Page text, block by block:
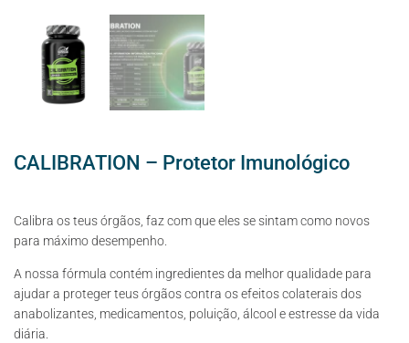
CALIBRATION – Protetor Imunológico
Calibra os teus órgãos, faz com que eles se sintam como novos
para máximo desempenho.
A nossa fórmula contém ingredientes da melhor qualidade para
ajudar a proteger teus órgãos contra os efeitos colaterais dos
anabolizantes, medicamentos, poluição, álcool e estresse da vida
diária.